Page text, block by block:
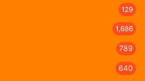
129
1,686
789
640